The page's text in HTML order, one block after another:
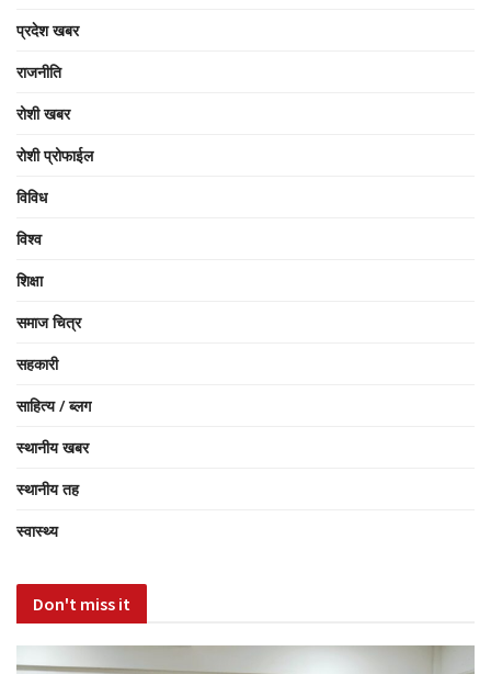
प्रदेश खबर
राजनीति
रोशी खबर
रोशी प्रोफाईल
विविध
विश्व
शिक्षा
समाज चित्र
सहकारी
साहित्य / ब्लग
स्थानीय खबर
स्थानीय तह
स्वास्थ्य
Don't miss it